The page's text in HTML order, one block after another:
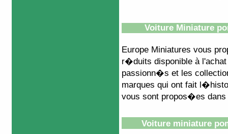
Voiture Miniature
Europe Miniatures vous
r�duits disponible à
passionn�s et les
marques qui ont fait
vous sont propos�es dans
Voiture miniature